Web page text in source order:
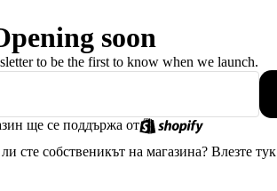
soon
to be the first to know when we launch.
ще се поддържа от
сте собственикът на магазина? Влезте тук